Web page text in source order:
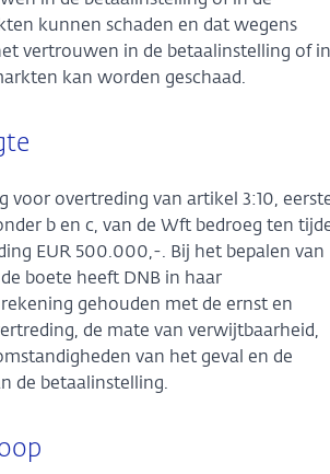
kunnen schaden en dat wegens
vertrouwen in de betaalinstelling of in
kan worden geschaad.
voor overtreding van artikel 3:10,
b en c, van de Wft bedroeg ten
EUR 500.000,-. Bij het bepalen van
boete heeft DNB in haar
gehouden met de ernst en
de mate van verwijtbaarheid,
van het geval en de
de betaalinstelling.